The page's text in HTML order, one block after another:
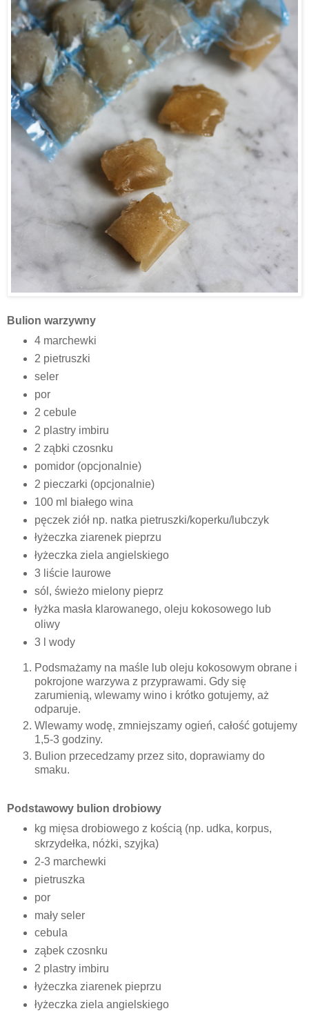
Bulion warzywny
4 marchewki
2 pietruszki
seler
por
2 cebule
2 plastry imbiru
2 ząbki czosnku
pomidor (opcjonalnie)
2 pieczarki (opcjonalnie)
100 ml białego wina
pęczek ziół np. natka pietruszki/koperku/lubczyk
łyżeczka ziarenek pieprzu
łyżeczka ziela angielskiego
3 liście laurowe
sól, świeżo mielony pieprz
łyżka masła klarowanego, oleju kokosowego lub
oliwy
3 l wody
Podsmażamy na maśle lub oleju kokosowym obrane i
pokrojone warzywa z przyprawami. Gdy się
zarumienią, wlewamy wino i krótko gotujemy, aż
odparuje.
Wlewamy wodę, zmniejszamy ogień, całość gotujemy
1,5-3 godziny.
Bulion przecedzamy przez sito, doprawiamy do
smaku.
Podstawowy bulion drobiowy
kg mięsa drobiowego z kością (np. udka, korpus,
skrzydełka, nóżki, szyjka)
2-3 marchewki
pietruszka
por
mały seler
cebula
ząbek czosnku
2 plastry imbiru
łyżeczka ziarenek pieprzu
łyżeczka ziela angielskiego